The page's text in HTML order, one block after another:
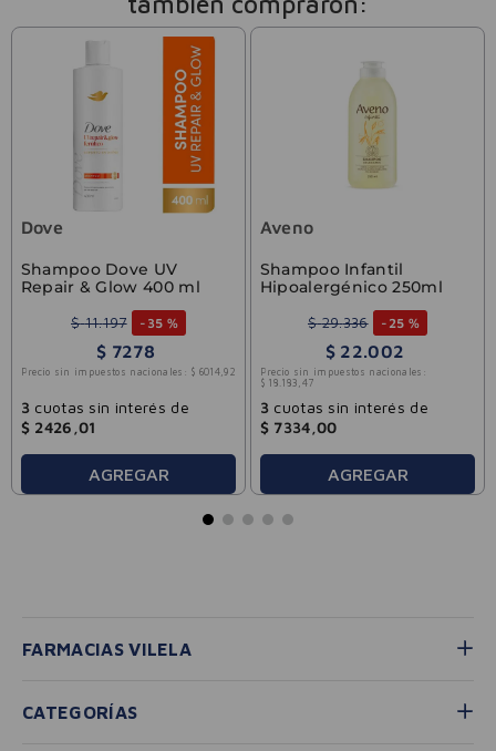
Dove
Shampoo Dove UV
Repair & Glow 400 ml
$ 11.197 - 35 %
$ 7278
Precio sin impuestos nacionales: $ 6014 ,92
3cuotas sin interés de
$ 2426 01
AGREGAR
Aveno
Shampoo Infantil
Hipoalergénico 250ml
$ 29.336 - 25 %
$ 22.002
Precio sin impuestos nacionales:
$ 18 183 47
3cuotas sin interés de
$ 7334 00
AGREGAR
FARMACIAS VILELA
CATEGORÍAS